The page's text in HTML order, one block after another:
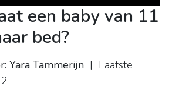
een baby van 11
bed?
Yara Tammerijn | Laatste